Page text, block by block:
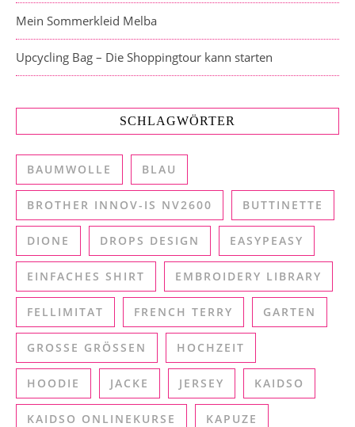
Mein Sommerkleid Melba
Upcycling Bag – Die Shoppingtour kann starten
SCHLAGWÖRTER
BAUMWOLLE BLAU
BROTHER INNOV-IS NV2600 BUTTINETTE
DIONE DROPS DESIGN EASYPEASY
EINFACHES SHIRT EMBROIDERY LIBRARY
FELLIMITAT FRENCH TERRY GARTEN
GROSSE GRÖSSEN HOCHZEIT
HOODIE JACKE JERSEY KAIDSO
KAIDSO ONLINEKURSE KAPUZE